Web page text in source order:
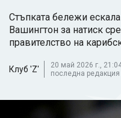
Стъпката бележи
Вашингтон за натиск
правителство на
Клуб 'Z'
20 май 2026 г.,
последна